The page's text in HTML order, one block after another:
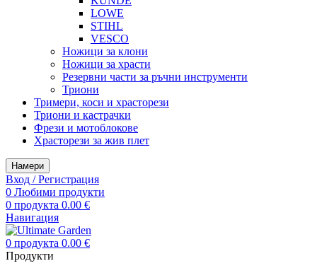
LOWE
STIHL
VESCO
Ножици за клони
Ножици за храсти
Резервни части за ръчни инструменти
Триони
Тримери, коси и храсторези
Триони и кастрачки
Фрези и мотоблокове
Храсторези за жив плет
Намери
Вход / Регистрация
0 Любими продукти
0 продукта 0.00 €
Навигация
0 продукта 0.00 €
Продукти